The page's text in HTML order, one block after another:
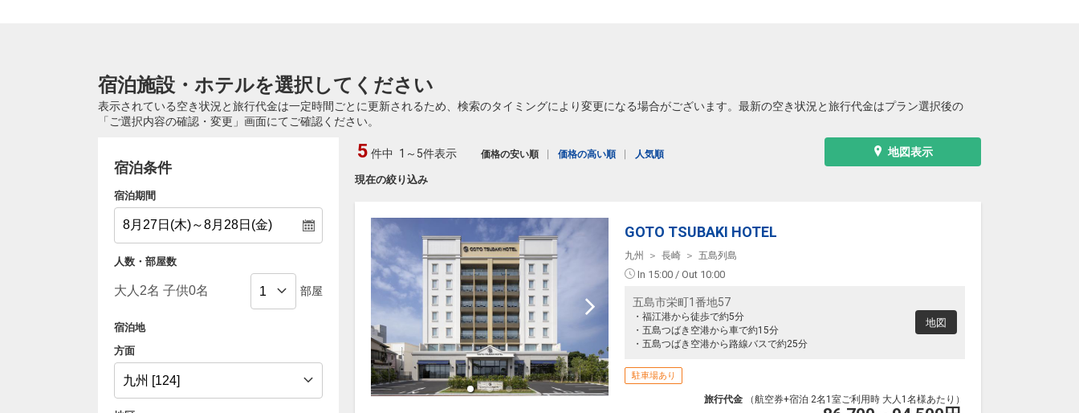
514便
乗継便あり
クラスJを利用する 3 +37,400円
518便
乗継便あり
(新千歳)
17:00
21:20
+19,600円
クラスJを利用する
520便
乗継便あり
(新千歳)
17:15
21:20
7 +19,600円
クラスJを利用する 4 +63,100円
宿泊施設・ホテルを選択してください
表示されている空き状況と旅行代金は一定時間ごとに更新されるため、検索のタイミングにより変更になる場合がございます。最新の空き状況と旅行代金はプラン選択後の
「ご選択内容の確認・変更」画面にてご確認ください。
宿泊条件
宿泊期間
人数・部屋数
部屋
宿泊地
方面
地図表示
現在の絞り込み
5 件中 1～5件表示 価格の安い順 価格の高い順 人気順
GOTO TSUBAKI HOTEL
九州 長崎 五島列島
In 15:00 / Out 10:00
五島市栄町1番地57
・福江港から徒歩で約5分
・五島つばき空港から車で約15分
・五島つばき空港から路線バスで約25分
地図
駐車場あり
旅行代金 （航空券+宿泊 2名1室ご利用時 大人1名様あたり）